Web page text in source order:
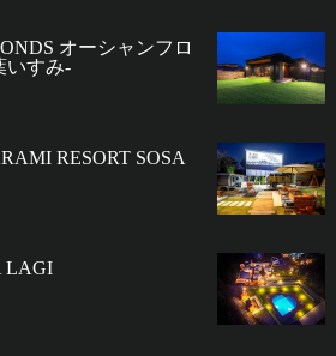
オーシャンフロ
いすみ-
RESORT SOSA
LAGI